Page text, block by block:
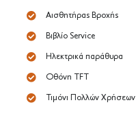
Αισθητήρας Βροχής
Βιβλίο Service
Ηλεκτρικά παράθυρα
Οθόνη TFT
Τιμόνι Πολλών Χρήσεων